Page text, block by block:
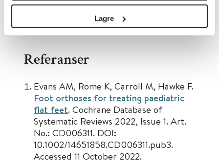
Lagre
Library som er nyttige for
primærhelsetjenesten.
Referanser
Evans AM, Rome K, Carroll M, Hawke F.
Foot orthoses for treating paediatric
flat feet. Cochrane Database of
Systematic Reviews 2022, Issue 1. Art.
No.: CD006311. DOI:
10.1002/14651858.CD006311.pub3.
Accessed 11 October 2022.